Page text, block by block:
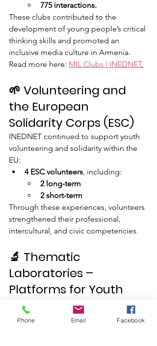
775 interactions.
These clubs contributed to the
development of young people’s critical
thinking skills and promoted an
inclusive media culture in Armenia.
Read more here: MIL Clubs | INEDNET.
🌱 Volunteering and
the European
Solidarity Corps (ESC)
INEDNET continued to support youth
volunteering and solidarity within the
EU:
4 ESC volunteers, including:
2 long-term
2 short-term
Through these experiences, volunteers
strengthened their professional,
intercultural, and civic competencies.
🔬 Thematic
Laboratories –
Platforms for Youth
Initiative Development
Our Thematic Laboratories
(Media,
Phone Email Facebook